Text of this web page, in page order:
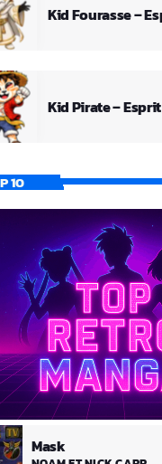
Kid Fourasse –
Kid Pirate –
10
Mask